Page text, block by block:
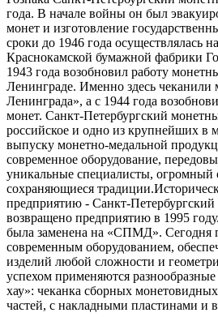
года. В начале войны он был
монет и изготовление
сроки до 1946 года осуществлялась
Краснокамской бумажной фабрики
1943 года возобновил работу
Ленинграде. Именно здесь чеканили
Ленинграда», а с 1944 года
монет. Санкт-Петербургский
российское и одно из крупнейших в
выпуску монетно-медальной
современное оборудование,
уникальные специалисты,
сохраняющиеся
предприятию - Санкт-
возвращено предприятию в 1995
была заменена на «СПМД». Сегодня
современным оборудованием,
изделий любой сложности и
успехом применяются
хау»: чеканка сборных
частей, с накладными пластинами и